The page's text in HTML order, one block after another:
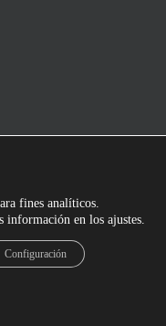
fines analíticos.
información en los ajustes.
Configuración